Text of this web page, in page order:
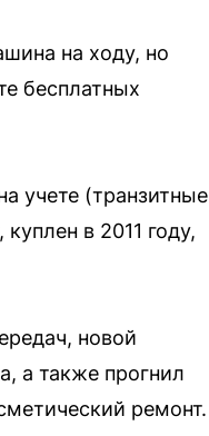
на ходу, но
бесплатных
учете (транзитные
в 2011 году,
новой
а также прогнил
ремонт.